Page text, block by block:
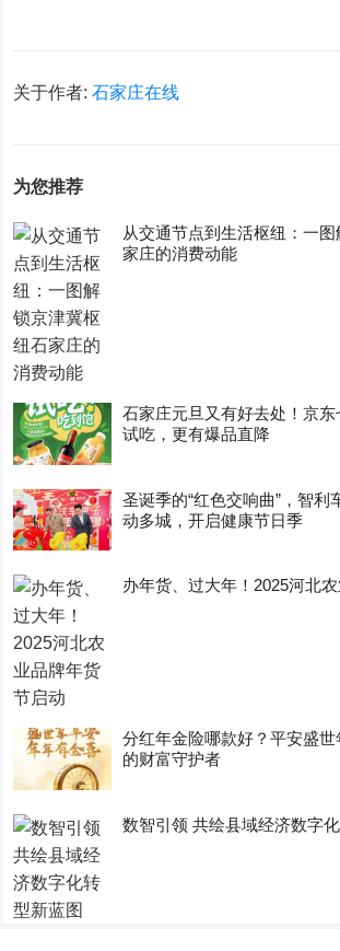
关于作者:石家庄在线
为您推荐
从交通节点到生活枢纽：一
家庄的消费动能
石家庄元旦又有好去处！京
试吃，更有爆品直降
圣诞季的“红色交响曲”，智利
动多城，开启健康节日季
办年货、过大年！2025河北
分红年金险哪款好？平安盛
的财富守护者
数智引领 共绘县域经济数字